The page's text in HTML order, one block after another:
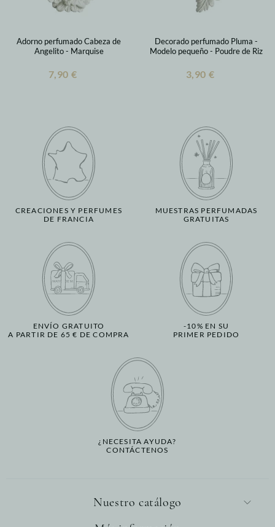
Adorno perfumado Cabeza de
Angelito - Marquise
7,90 €
Decorado perfumado Pluma -
Modelo pequeño - Poudre de Riz
3,90 €
CREACIONES Y PERFUMES
DE FRANCIA
MUESTRAS PERFUMADAS
GRATUITAS
ENVÍO GRATUITO
A PARTIR DE 65 € DE COMPRA
-10% EN SU
PRIMER PEDIDO
¿NECESITA AYUDA?
CONTÁCTENOS
Nuestro catálogo